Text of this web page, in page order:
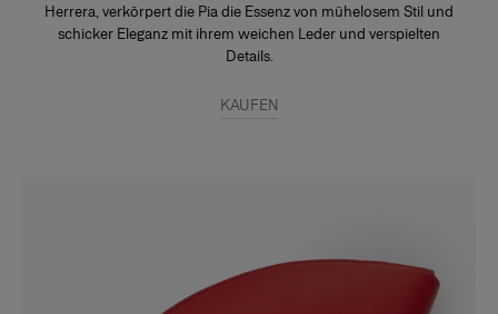
Herrera, verkörpert die Pia die Essenz von mühelosem Stil und
schicker Eleganz mit ihrem weichen Leder und verspielten
Details.
KAUFEN